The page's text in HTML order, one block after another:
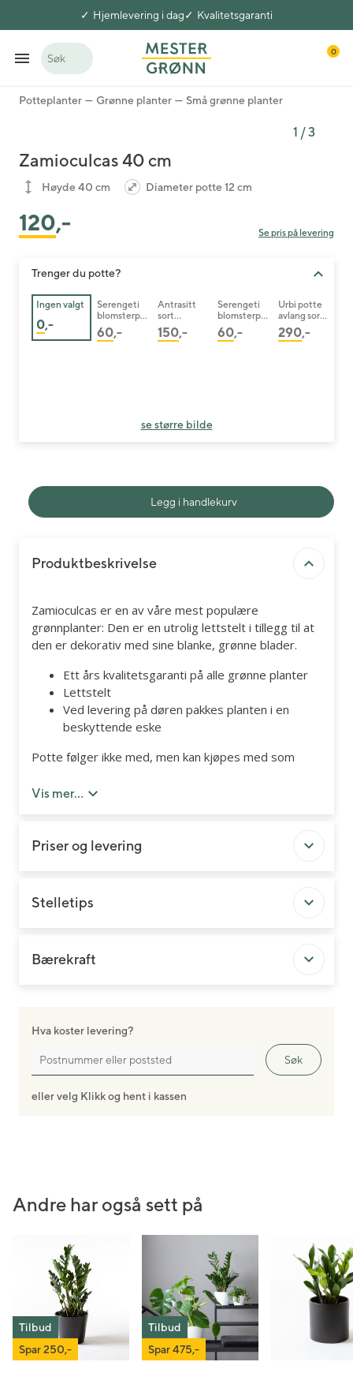
Hjemlevering i dag Kvalitetsgaranti
Søk
0
Potteplanter Grønne planter Små grønne planter
1 /3
Zamioculcas 40 cm
Høyde 40 cm Diameter potte 12 cm
120,- Se pris på levering
Trenger du potte?
Ingen valgt
0,-
Serengeti
blomsterpo
tte hvit 13
cm
60,-
Antrasitt
sort
blomsterpo
tte 12 cm
150,-
Serengeti
blomsterpo
tte sort 13
cm
60,-
Urbi potte
avlang sort
20 cm
290,-
se større bilde
Legg i handlekurv
Produktbeskrivelse
Zamioculcas er en av våre mest populære
grønnplanter: Den er en utrolig lettstelt i tillegg til at
den er dekorativ med sine blanke, grønne blader.
Ett års kvalitetsgaranti på alle grønne planter
Lettstelt
Ved levering på døren pakkes planten i en
beskyttende eske
Potte følger ikke med, men kan kjøpes med som
Vis mer...
Priser og levering
Stelletips
Bærekraft
Hva koster levering?
Søk
eller velg Klikk og hent i kassen
Andre har også sett på
Tilbud
Spar 250,-
Tilbud
Spar 475,-